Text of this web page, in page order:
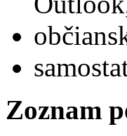
Zoznam